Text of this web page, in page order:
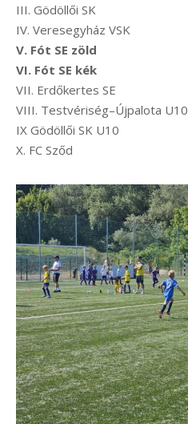
III. Gödöllői SK
IV. Veresegyház VSK
V. Fót SE zöld
VI. Fót SE kék
VII. Erdőkertes SE
VIII. Testvériség–Újpalota U10
IX Gödöllői SK U10
X. FC Sződ